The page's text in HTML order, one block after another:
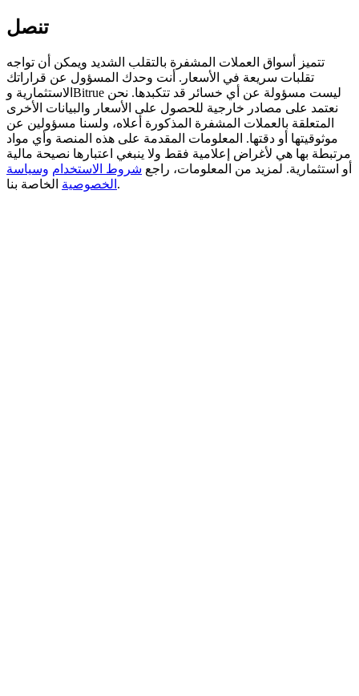
Exclusive for BitMart Users
Register & Trade to Win 500,000 USDT
تنصل
تتميز أسواق العملات المشفرة بالتقلب الشديد ويمكن أن تواجه
تقلبات سريعة في الأسعار. أنت وحدك المسؤول عن قراراتك
الاستثمارية وBitrue ليست مسؤولة عن أي خسائر قد تتكبدها. نحن
نعتمد على مصادر خارجية للحصول على الأسعار والبيانات الأخرى
المتعلقة بالعملات المشفرة المذكورة أعلاه، ولسنا مسؤولين عن
موثوقيتها أو دقتها. المعلومات المقدمة على هذه المنصة وأي مواد
مرتبطة بها هي لأغراض إعلامية فقط ولا ينبغي اعتبارها نصيحة مالية
أو استثمارية. لمزيد من المعلومات، راجع شروط الاستخدام وسياسة
الخصوصية الخاصة بنا.